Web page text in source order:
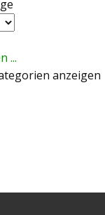
...
anzeigen